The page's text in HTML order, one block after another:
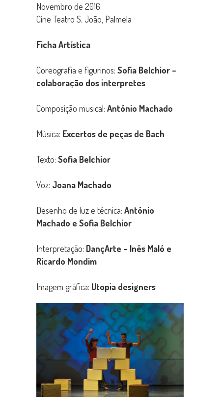
Novembro de 2016
Cine Teatro S. João, Palmela
Ficha Artística
Coreografia e figurinos: Sofia Belchior –
colaboração dos interpretes
Composição musical: António Machado
Música: Excertos de peças de Bach
Texto: Sofia Belchior
Voz: Joana Machado
Desenho de luz e técnica: António
Machado e Sofia Belchior
Interpretação: DançArte – Inês Maló e
Ricardo Mondim
Imagem gráfica: Utopia designers